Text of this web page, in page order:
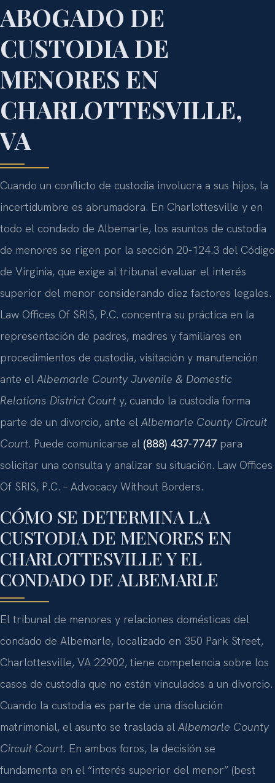
ABOGADO DE
CUSTODIA DE
MENORES EN
CHARLOTTESVILLE,
VA
Cuando un conflicto de custodia involucra a sus hijos, la
incertidumbre es abrumadora. En Charlottesville y en
todo el condado de Albemarle, los asuntos de custodia
de menores se rigen por la sección 20-124.3 del Código
de Virginia, que exige al tribunal evaluar el interés
superior del menor considerando diez factores legales.
Law Offices Of SRIS, P.C. concentra su práctica en la
representación de padres, madres y familiares en
procedimientos de custodia, visitación y manutención
ante el Albemarle County Juvenile & Domestic
Relations District Court y, cuando la custodia forma
parte de un divorcio, ante el Albemarle County Circuit
Court. Puede comunicarse al (888) 437-7747 para
solicitar una consulta y analizar su situación. Law Offices
Of SRIS, P.C. – Advocacy Without Borders.
CÓMO SE DETERMINA LA
CUSTODIA DE MENORES EN
CHARLOTTESVILLE Y EL
CONDADO DE ALBEMARLE
El tribunal de menores y relaciones domésticas del
condado de Albemarle, localizado en 350 Park Street,
Charlottesville, VA 22902, tiene competencia sobre los
casos de custodia que no están vinculados a un divorcio.
Cuando la custodia es parte de una disolución
matrimonial, el asunto se traslada al Albemarle County
Circuit Court. En ambos foros, la decisión se
fundamenta en el “interés superior del menor” (best